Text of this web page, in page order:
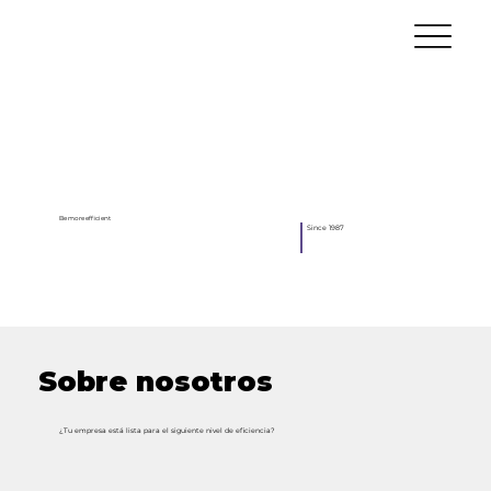
Be more efficient
Since 1987
Sobre nosotros
¿Tu empresa está lista para el siguiente nivel de eficiencia?